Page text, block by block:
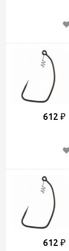
612 ₽
612 ₽